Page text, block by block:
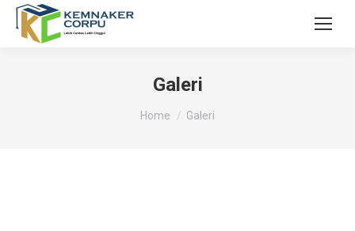
Galeri
You are here:
Home Galeri